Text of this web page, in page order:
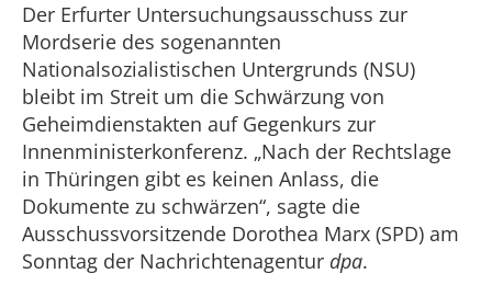
Der Erfurter Untersuchungsausschuss zur
Mordserie des sogenannten
Nationalsozialistischen Untergrunds (NSU)
bleibt im Streit um die Schwärzung von
Geheimdienstakten auf Gegenkurs zur
Innenministerkonferenz. „Nach der Rechtslage
in Thüringen gibt es keinen Anlass, die
Dokumente zu schwärzen“, sagte die
Ausschussvorsitzende Dorothea Marx (SPD) am
Sonntag der Nachrichtenagentur dpa.